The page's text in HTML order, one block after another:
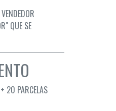
QUE SE
20 PARCELAS